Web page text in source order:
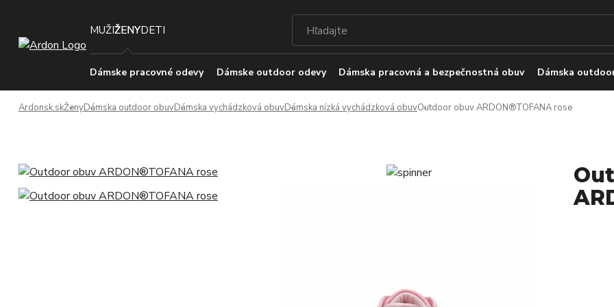
MUŽIŽENYDETI
Dámske pracovné odevy Dámske outdoor odevy Dámska pracovná a bezpečnostná obuv Dámska
Ardonsk.skŽenyDámska outdoor obuvDámska vychádzková obuvDámska nízká vychádzková obuvOutdoor obuv ARDON®TOFANA rose